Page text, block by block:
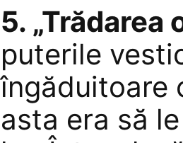
5. „Trădarea
puterile
îngăduitoare
asta era să